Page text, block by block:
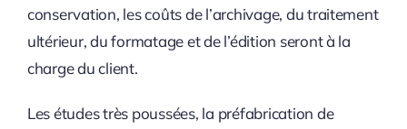
conservation, les coûts de l’archivage, du traitement
ultérieur, du formatage et de l’édition seront à la
charge du client.
Les études très poussées, la préfabrication de